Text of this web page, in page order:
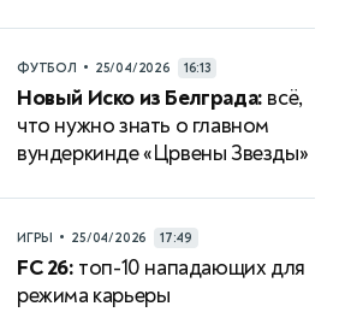
ФУТБОЛ • 25/04/2026 16:13
Новый Иско из Белграда: всё,
что нужно знать о главном
вундеркинде «Црвены Звезды»
ИГРЫ • 25/04/2026 17:49
FC 26: топ-10 нападающих для
режима карьеры